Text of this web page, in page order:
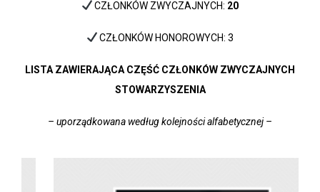
CZŁONKÓW ZWYCZAJNYCH: 20
CZŁONKÓW HONOROWYCH: 3
LISTA ZAWIERAJĄCA CZĘŚĆ CZŁONKÓW ZWYCZAJNYCH
STOWARZYSZENIA
– uporządkowana według kolejności alfabetycznej –